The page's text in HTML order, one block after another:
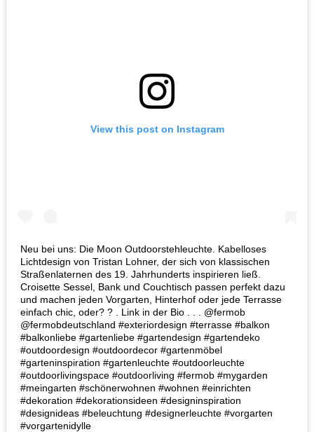
View this post on Instagram
Neu bei uns: Die Moon Outdoorstehleuchte. Kabelloses
Lichtdesign von Tristan Lohner, der sich von klassischen
Straßenlaternen des 19. Jahrhunderts inspirieren ließ.
Croisette Sessel, Bank und Couchtisch passen perfekt dazu
und machen jeden Vorgarten, Hinterhof oder jede Terrasse
einfach chic, oder? ? . Link in der Bio . . . @fermob
@fermobdeutschland #exteriordesign #terrasse #balkon
#balkonliebe #gartenliebe #gartendesign #gartendeko
#outdoordesign #outdoordecor #gartenmöbel
#garteninspiration #gartenleuchte #outdoorleuchte
#outdoorlivingspace #outdoorliving #fermob #mygarden
#meingarten #schönerwohnen #wohnen #einrichten
#dekoration #dekorationsideen #designinspiration
#designideas #beleuchtung #designerleuchte #vorgarten
#vorgartenidylle